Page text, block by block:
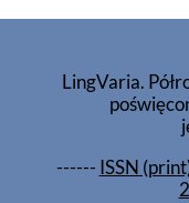
LingVaria.
------ ISSN